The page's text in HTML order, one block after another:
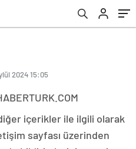
2024 15:05
içerikler ile ilgili olarak
sayfası üzerinden